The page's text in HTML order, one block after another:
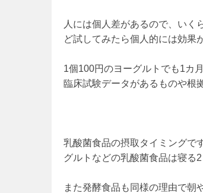
人には個人差があるので、いく
ど試してみたら個人的には効果
1個100円のヨーグルトでも1カ
臨床試験データがあるものや根
乳酸菌食品の摂取タイミングで
グルトなどの乳酸菌食品は寝る
また発酵食品も同様の理由で朝